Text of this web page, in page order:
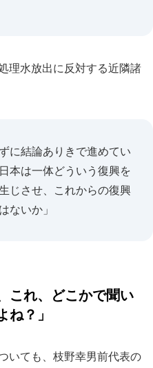
理水放出に反対する近隣諸
に結論ありきで進めてい
本は一体どういう復興を
じさせ、これからの復興
ないか」
これ、どこかで聞い
ね？」
いても、枝野幸男前代表の